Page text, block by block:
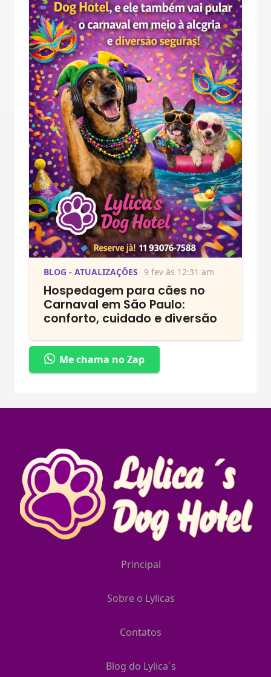
BLOG - ATUALIZAÇÕES 9 fev às 12:31 am
Hospedagem para cães no
Carnaval em São Paulo:
conforto, cuidado e diversão
Me chama no Zap
Principal
Sobre o Lylicas
Contatos
Blog do Lylica´s